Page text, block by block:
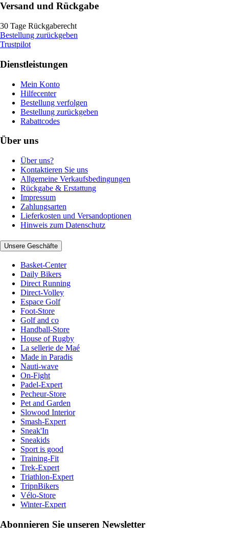
Versand und Rückgabe
30 Tage Rückgaberecht
Bestellung zurückgeben
Trustpilot
Dienstleistungen
Mein Konto
Hilfecenter
Bestellung verfolgen
Bestellung zurückgeben
Rabattcodes
Über uns
Über uns?
Kontaktieren Sie uns
Allgemeine Verkaufsbedingungen
Rückgabe & Erstattung
Impressum
Zahlungsarten
Lieferkosten und Versandoptionen
Hinweis zum Datenschutz
Unsere Geschäfte
Basket-Center
Daily Bikers
Direct Running
Direct-Volley
Espace Golf
Foot-Store
Golf and co
Handball-Store
House of Rugby
La sellerie de Maé
Made in Paradis
Nauti-wave
On-Fight
Padel-Expert
Pecheur-Store
Pet and Garden
Slowood Interior
Smash-Expert
Sneak'In
Sneakids
Sport is good
Training-Fit
Trek-Expert
Triathlon-Expert
TripnBikers
Vélo-Store
Winter-Expert
Abonnieren Sie unseren Newsletter